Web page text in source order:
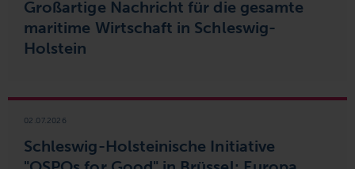
Großartige Nachricht für die gesamte
maritime Wirtschaft in Schleswig-
Holstein
Schleswig-Holsteinische Initiative
02.07.2026